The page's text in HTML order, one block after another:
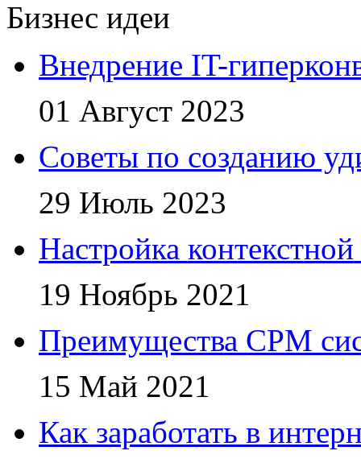
Бизнес идеи
Внедрение IT-
01 Август 2023
Советы по созданию
29 Июль 2023
Настройка
19 Ноябрь 2021
Преимущества СРМ
15 Май 2021
Как заработать в